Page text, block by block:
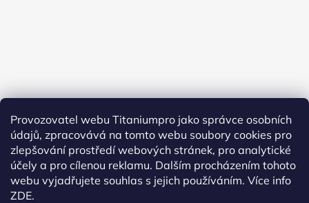
Provozovatel webu Titaniumpro jako správce osobních
údajů, zpracovává na tomto webu soubory cookies pro
zlepšování prostředí webových stránek, pro analytické
účely a pro cílenou reklamu. Dalším procházením tohoto
webu vyjadřujete souhlas s jejich používáním. Více info
ZDE.
Sledovat na Instagramu
Facebook